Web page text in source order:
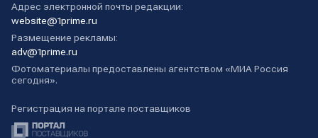
Адрес электронной почты редакции:
website@1prime.ru
Размещение рекламы:
adv@1prime.ru
Фотоматериалы предоставлены агентством «МИА Россия
сегодня».
Регистрация на портале поставщиков